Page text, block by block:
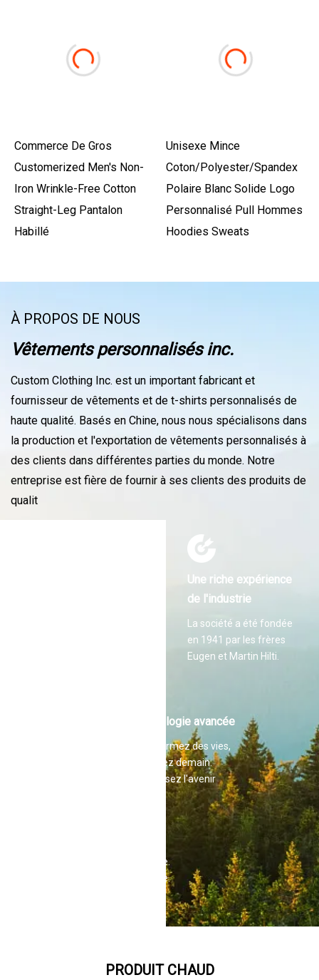
Commerce De Gros
Customerized Men's Non-
Iron Wrinkle-Free Cotton
Straight-Leg Pantalon
Habillé
Unisexe Mince
Coton/Polyester/Spandex
Polaire Blanc Solide Logo
Personnalisé Pull Hommes
Hoodies Sweats
À PROPOS DE NOUS
Vêtements personnalisés inc.
Custom Clothing Inc. est un important fabricant et
fournisseur de vêtements et de t-shirts personnalisés de
haute qualité. Basés en Chine, nous nous spécialisons dans
la production et l'exportation de vêtements personnalisés à
des clients dans différentes parties du monde. Notre
entreprise est fière de fournir à ses clients des produits de
qualit
Une riche expérience
de l'industrie
La société a été fondée
en 1941 par les frères
Eugen et Martin Hilti.
Technologie avancée
Transformez des vies,
façonnez demain.
Embrassez l'avenir
Simplifiez-vous la vie.
Assistance complète.
PRODUIT CHAUD